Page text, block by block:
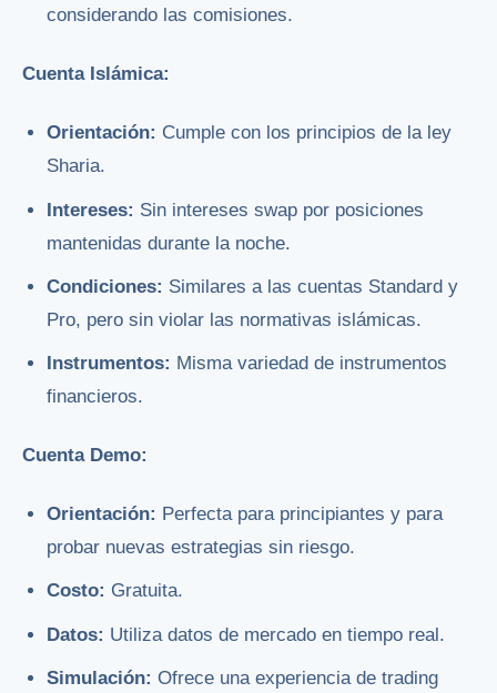
considerando las comisiones.
Cuenta Islámica:
Orientación: Cumple con los principios de la ley
Sharia.
Intereses: Sin intereses swap por posiciones
mantenidas durante la noche.
Condiciones: Similares a las cuentas Standard y
Pro, pero sin violar las normativas islámicas.
Instrumentos: Misma variedad de instrumentos
financieros.
Cuenta Demo:
Orientación: Perfecta para principiantes y para
probar nuevas estrategias sin riesgo.
Costo: Gratuita.
Datos: Utiliza datos de mercado en tiempo real.
Simulación: Ofrece una experiencia de trading